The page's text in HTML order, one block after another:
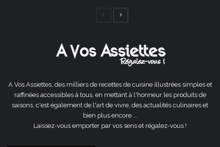
Page
A Vos Assiettes, des milliers de recettes de cuisine illustrées simples et
raffinées accessibles à tous, en mettant à l'honneur les produits de
saisons, c'est également de l'art de vivre, des actualités culinaires et
bien plus encore ...
Laissez-vous emporter par vos sens et régalez-vous !